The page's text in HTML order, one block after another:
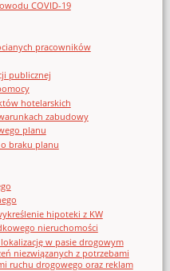
COVID-19
pracowników
publicznej
hotelarskich
zabudowy
planu
braku planu
hipoteki z KW
nieruchomości
w pasie drogowym
niezwiązanych z potrzebami
ruchu drogowego oraz reklam